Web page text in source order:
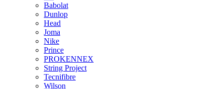
Babolat
Dunlop
Head
Joma
Nike
Prince
PROKENNEX
String Project
Tecnifibre
Wilson